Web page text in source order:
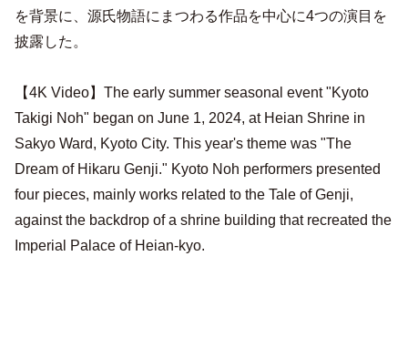
を背景に、源氏物語にまつわる作品を中心に4つの演目を
披露した。
【4K Video】The early summer seasonal event "Kyoto
Takigi Noh" began on June 1, 2024, at Heian Shrine in
Sakyo Ward, Kyoto City. This year's theme was "The
Dream of Hikaru Genji." Kyoto Noh performers presented
four pieces, mainly works related to the Tale of Genji,
against the backdrop of a shrine building that recreated the
Imperial Palace of Heian-kyo.